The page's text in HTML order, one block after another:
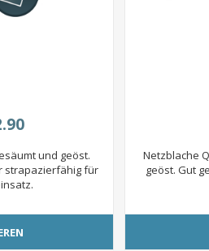
und geöst.
strapazierfähig für
Netzblache
geöst. Gut